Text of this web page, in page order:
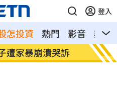
登入
怎投資 熱門 影音
熱搜
德廣播鼓舞國軍
慈濟
來